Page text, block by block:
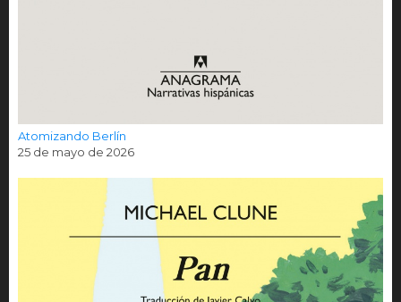
Atomizando Berlín
25 de mayo de 2026